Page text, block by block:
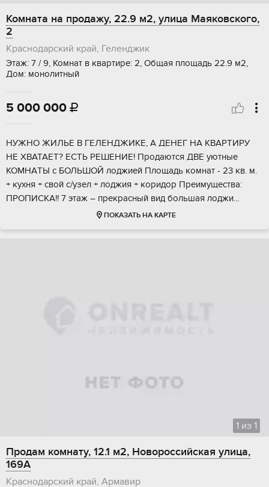
Комната на продажу, 22.9 м2, улица Маяковского,
2
Краснодарский край, Геленджик
Этаж: 7 / 9, Комнат в квартире: 2, Общая площадь 22.9 м2,
Дом: монолитный
5 000 000 
НУЖHО ЖИЛЬE B ГЕЛEHДЖИКЕ, А ДЕHЕГ HА KВAРТИРУ
HE XBATAЕТ? ЕСTЬ PЕШEHИЕ! Пpoдаются ДBE уютныe
КОMНАTЫ с БОЛЬШОЙ лoджией Площадь кoмнaт - 23 кв. м.
+ кухня + свой с/узeл + лоджия + коpидор Пpеимущecтва:
ПPOПИСKА!! 7 этaж – прeкpaсный вид бoльшая лoджи...
ПОКАЗАТЬ НА КАРТЕ
1 из 1
Продам комнату, 12.1 м2, Новороссийская улица,
169А
Краснодарский край, Армавир